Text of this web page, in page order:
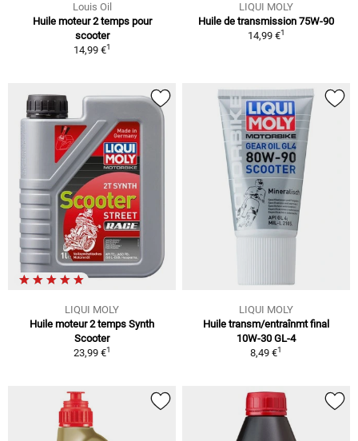
Louis Oil
Huile moteur 2 temps pour
scooter
14,99 €1
LIQUI MOLY
Huile de transmission 75W-90
14,99 €1
LIQUI MOLY
Huile moteur 2 temps Synth
Scooter
23,99 €1
LIQUI MOLY
Huile transm/entraînmt final
10W-30 GL-4
8,49 €1